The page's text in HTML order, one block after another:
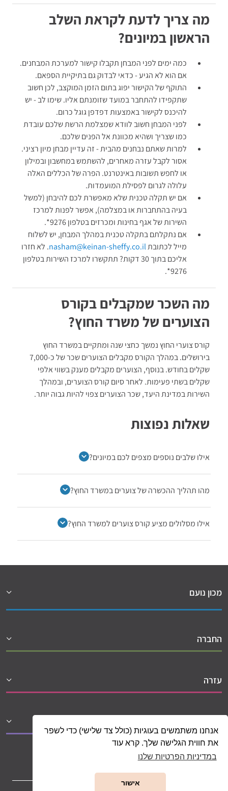
אנחנו משתמשים בעוגיות (כולל צד שלישי) כדי לשפר
את חווית הגלישה שלך. קרא עוד
במדיניות הפרטיות שלנו
אישור
מה צריך לדעת לקראת השלב
הראשון במיונים?
כמה ימים לפני המבחן תקבלו קישור למערכת המבחנים.
אם הוא לא הגיע - כדאי לבדוק גם בתיקיית הספאם.
התוקף של הקישור יפוג בתום הזמן המוקצב, לכן חשוב
שתקפידו להתחבר במועד שזומנתם אליו. שימו לב - יש
להיכנס לקישור באמצעות דפדפן גוגל כרום.
לפני המבחן חשוב לוודא שמצלמת הרשת שלכם עובדת
כמו שצריך ושהיא מכוונת אל הפנים שלכם.
למרות שאתם נבחנים מהבית - זה עדיין מבחן מיון רציני.
אסור לקבל עזרה מאחרים, להשתמש במחשבון ובמילון
או לחפש תשובות באינטרנט. הפרה של הכללים האלה
עלולה לגרום לפסילת המועמדות.
אם יש תקלה טכנית שלא מאפשרת לכם להיבחן (למשל
בעיה בהתחברות או במצלמה), אפשר לפנות למרכז
השירות של אגף בחינות ומכרזים בטלפון 9276*.
אם נתקלתם בתקלה טכנית במהלך המבחן, יש לשלוח
מייל לכתובתnasham@keinan-sheffy.co.il. לא חזרו
אליכם בתוך 30 דקות? תתקשרו למרכז השירות בטלפון
9276*.
מה השכר שמקבלים בקורס
הצוערים של משרד החוץ?
קורס צוערי החוץ נמשך כחצי שנה ומתקיים במשרד החוץ
בירושלים. במהלך הקורס מקבלים הצוערים שכר של כ-7,000
שקלים בחודש. בנוסף, הצוערים מקבלים מענק בשווי אלפי
שקלים בשתי פעימות. לאחר סיום קורס הצוערים, ובמהלך
השירות במדינת היעד, שכר הצוערים צפוי להיות גבוה יותר.
שאלות נפוצות
אילו שלבים נוספים מצפים לכם במיונים?
מהו תהליך ההכשרה של צוערים במשרד החוץ?
אילו מסלולים מציע קורס צוערים למשרד החוץ?
מכון נועם
החברה
עזרה